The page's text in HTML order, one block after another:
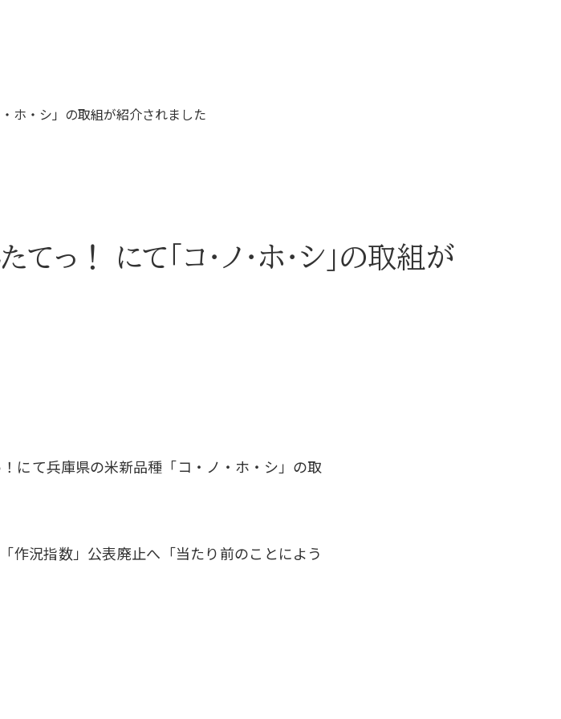
ホ・シ」の取組が紹介されました
っ！ にて「コ・ノ・ホ・シ」の取組が
にて兵庫県の米新品種「コ・ノ・ホ・シ」の取
作況指数」公表廃止へ「当たり前のことによう